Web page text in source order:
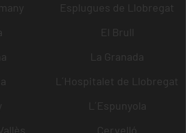
Esplugues de Llobregat
El Brull
La Granada
L´Hospitalet de Llobregat
L´Espunyola
Cervelló